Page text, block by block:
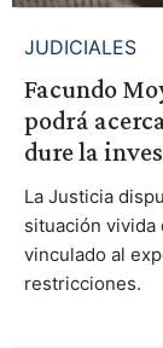
JUDICIALES
Facundo
podrá
dure la
La Justicia
situación vivida
vinculado al
restricciones.